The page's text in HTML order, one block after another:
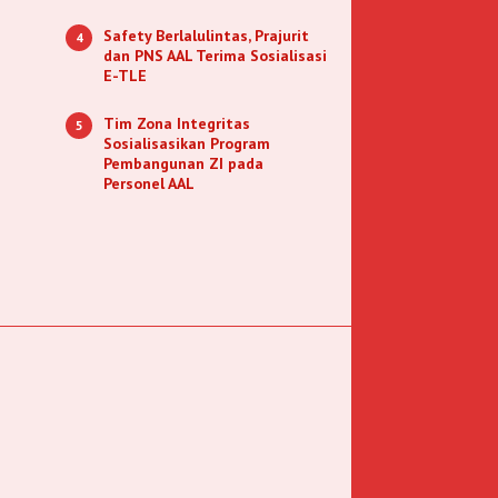
4
Safety Berlalulintas, Prajurit
dan PNS AAL Terima Sosialisasi
E-TLE
5
Tim Zona Integritas
Sosialisasikan Program
Pembangunan ZI pada
Personel AAL